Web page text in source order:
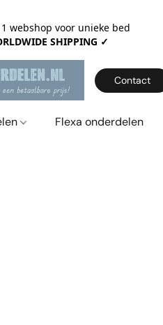
webshop voor unieke bed
SHIPPING ✓
Contact
Flexa onderdelen